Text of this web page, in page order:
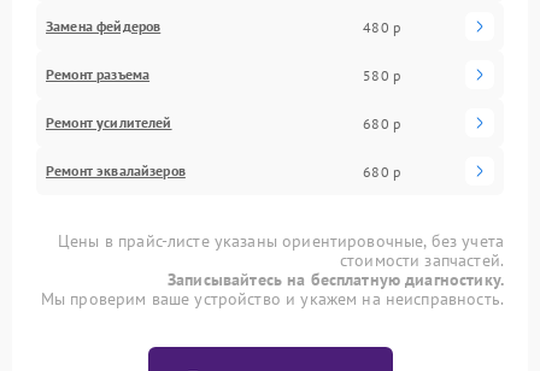
Замена фейдеров 480 р
Ремонт разъема 580 р
Ремонт усилителей 680 р
Ремонт эквалайзеров 680 р
Цены в прайс-листе указаны ориентировочные, без учета
стоимости запчастей.
Записывайтесь на бесплатную диагностику.
Мы проверим ваше устройство и укажем на неисправность.